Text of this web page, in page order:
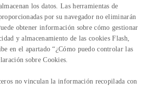
los datos. Las herramientas de
por su navegador no eliminarán
obtener información sobre cómo gestionar
y almacenamiento de las cookies Flash,
en el apartado “¿Cómo puedo controlar las
sobre Cookies.
no vinculan la información recopilada con